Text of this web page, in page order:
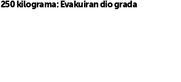
250 kilograma: Evakuiran dio grada